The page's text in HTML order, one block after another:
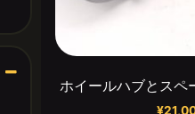
ホイールハブとスペ
¥